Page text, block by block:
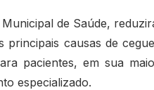
de Saúde,
principais causas de
pacientes, em sua
especializado.